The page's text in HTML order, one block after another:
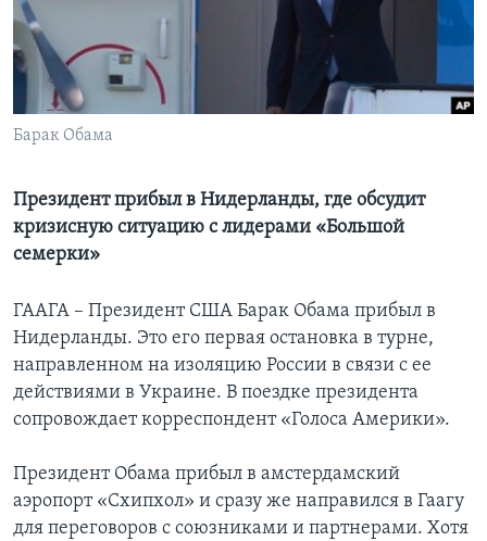
Learning English
СОЦИАЛЬНЫЕ СЕТИ
Языки
Барак Обама
Президент прибыл в Нидерланды, где обсудит
кризисную ситуацию с лидерами «Большой
семерки»
ГААГА – Президент США Барак Обама прибыл в
Нидерланды. Это его первая остановка в турне,
направленном на изоляцию России в связи с ее
действиями в Украине. В поездке президента
сопровождает корреспондент «Голоса Америки».
Президент Обама прибыл в амстердамский
аэропорт «Схипхол» и сразу же направился в Гаагу
для переговоров с союзниками и партнерами. Хотя